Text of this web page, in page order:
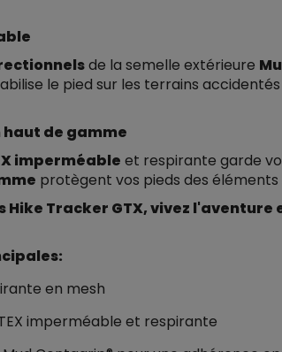
de la semelle extérieure
le pied sur les terrains accidentés
de gamme
imperméable et respirante garde
protègent vos pieds des éléments
Hike Tracker GTX, vivez
en mesh
imperméable et respirante